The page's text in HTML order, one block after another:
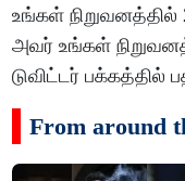
உங்கள்
அவர் உங்கள்
டுவிட்டர் பக்கத்தில்
From around